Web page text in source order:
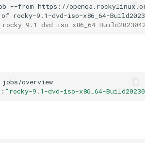
--from https://
of rocky-9.1-dvd-iso-x86_64-
9.1-dvd-iso-x86_64-
: "rocky-9.1-dvd-iso-x86_64-